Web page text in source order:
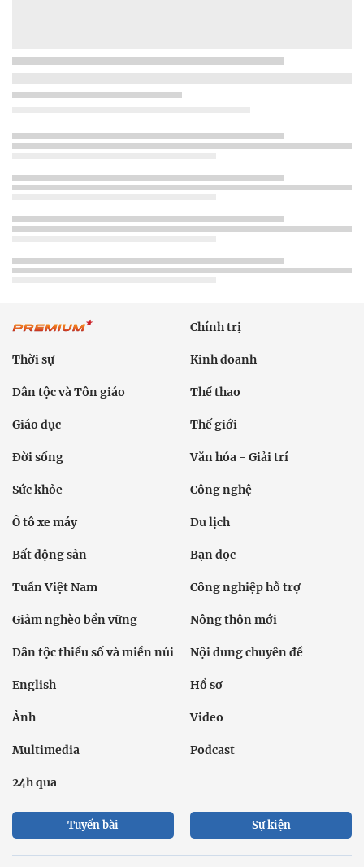
Chính trị
Thời sự Kinh doanh
Dân tộc và Tôn giáo Thể thao
Giáo dục Thế giới
Đời sống Văn hóa - Giải trí
Sức khỏe Công nghệ
Ô tô xe máy Du lịch
Bất động sản Bạn đọc
Tuần Việt Nam Công nghiệp hỗ trợ
Giảm nghèo bền vững Nông thôn mới
Dân tộc thiểu số và miền núi Nội dung chuyên đề
English Hồ sơ
Ảnh Video
Multimedia Podcast
24h qua
Tuyến bài Sự kiện